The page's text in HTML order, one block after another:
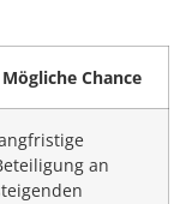
Mögliche Chance
an